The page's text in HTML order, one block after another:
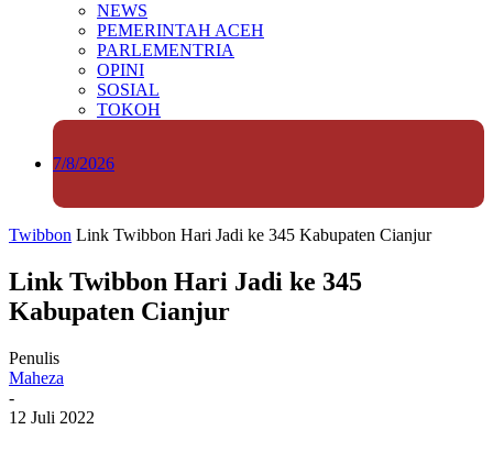
NEWS
PEMERINTAH ACEH
PARLEMENTRIA
OPINI
SOSIAL
TOKOH
7/8/2026
Twibbon Link Twibbon Hari Jadi ke 345 Kabupaten Cianjur
Link Twibbon Hari Jadi ke 345
Kabupaten Cianjur
Penulis
Maheza
-
12 Juli 2022